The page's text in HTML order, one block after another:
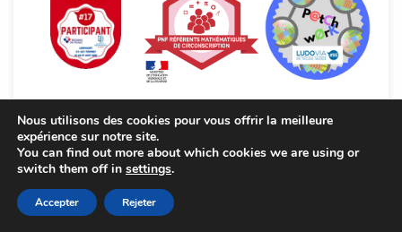
Nous utilisons des cookies pour vous offrir la meilleure
expérience sur notre site.
You can find out more about which cookies we are using or
switch them off in settings.
Accepter Rejeter